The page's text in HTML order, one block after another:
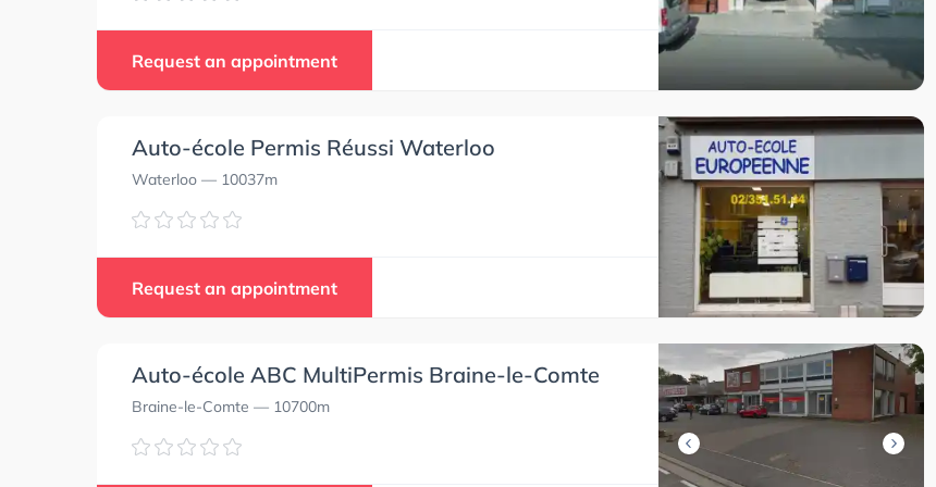
Request an appointment
Auto-école Permis Réussi Waterloo
Waterloo — 10037m
Request an appointment
Auto-école ABC MultiPermis Braine-le-Comte
Braine-le-Comte — 10700m